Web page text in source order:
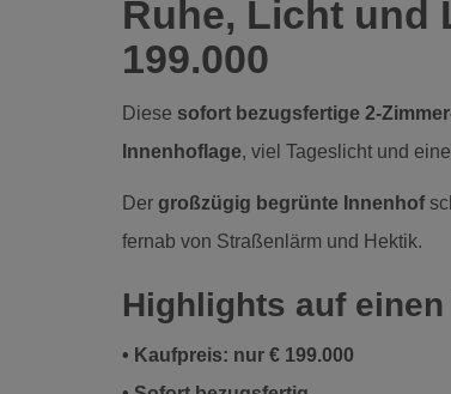
Ruhe, Licht und
199.000
Diese sofort bezugsfertige 2-
Innenhoflage, viel Tageslicht und
Der großzügig begrünte Innenhof
fernab von Straßenlärm und Hektik.
Highlights auf
• Kaufpreis: nur € 199.000